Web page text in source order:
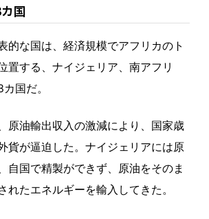
国
的な国は、経済規模でアフリカのト
置する、ナイジェリア、南アフリ
国だ。
原油輸出収入の激減により、国家歳
貨が逼迫した。ナイジェリアには原
自国で精製ができず、原油をそのま
れたエネルギーを輸入してきた。